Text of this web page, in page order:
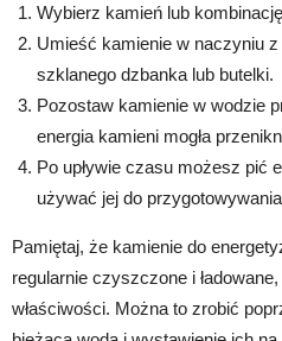
Wybierz kamień lub
Umieść kamienie w naczyniu
szklanego dzbanka lub butelki.
Pozostaw kamienie w wodzie
energia kamieni mogła
Po upływie czasu możesz pić
używać jej do
Pamiętaj, że kamienie do
regularnie czyszczone i
właściwości. Można to zrobić